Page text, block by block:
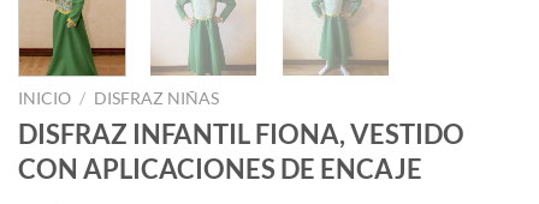
INICIO / DISFRAZ NIÑAS
DISFRAZ INFANTIL FIONA, VESTIDO
CON APLICACIONES DE ENCAJE